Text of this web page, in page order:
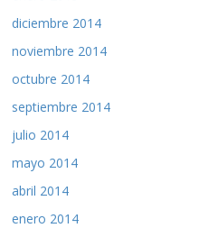
diciembre 2014
noviembre 2014
octubre 2014
septiembre 2014
julio 2014
mayo 2014
abril 2014
enero 2014